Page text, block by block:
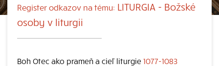
Register odkazov na tému: LITURGIA - Božské
osoby v liturgii
Boh Otec ako prameň a cieľ liturgie 1077-1083